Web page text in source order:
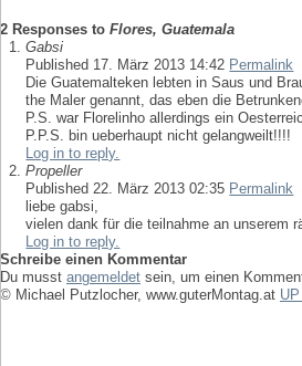
2 Responses to Flores, Guatemala
Gabsi
Published 17. März 2013 14:42 Permalink
Die Guatemalteken lebten in Saus und
the Maler genannt, das eben die
P.S. war Florelinho allerdings ein
P.P.S. bin ueberhaupt nicht gelangweilt!!!!
Log in to reply.
Propeller
Published 22. März 2013 02:35 Permalink
liebe gabsi,
vielen dank für die teilnahme an unserem
Log in to reply.
Schreibe einen Kommentar
Du musst angemeldet sein, um einen
© Michael Putzlocher, www.guterMontag.at